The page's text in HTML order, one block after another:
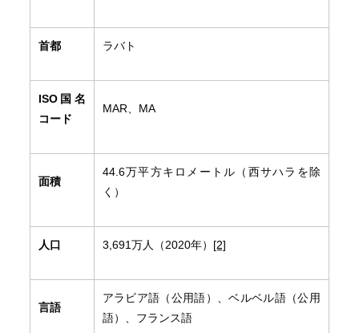
首都 ラバト
ISO国名
コード
MAR、MA
面積
44.6万平方キロメートル（西サハラを除
く）
人口 3,691万人（2020年） [2]
言語
アラビア語（公用語）、ベルベル語（公用
語）、フランス語